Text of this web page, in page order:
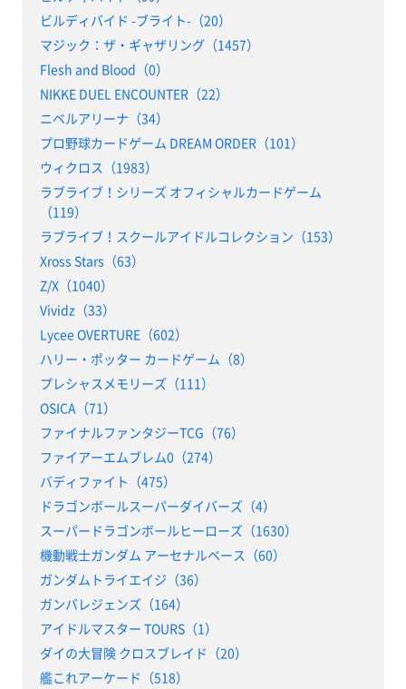
ビルディバイド -ブライト-（20）
マジック：ザ・ギャザリング（1457）
Flesh and Blood（0）
NIKKE DUEL ENCOUNTER（22）
ニベルアリーナ（34）
プロ野球カードゲーム DREAM ORDER（101）
ウィクロス（1983）
ラブライブ！シリーズ オフィシャルカードゲーム
（119）
ラブライブ！スクールアイドルコレクション（153）
Xross Stars（63）
Z/X（1040）
Vividz（33）
Lycee OVERTURE（602）
ハリー・ポッター カードゲーム（8）
プレシャスメモリーズ（111）
OSICA（71）
ファイナルファンタジーTCG（76）
ファイアーエムブレム0（274）
バディファイト（475）
ドラゴンボールスーパーダイバーズ（4）
スーパードラゴンボールヒーローズ（1630）
機動戦士ガンダム アーセナルベース（60）
ガンダムトライエイジ（36）
ガンバレジェンズ（164）
アイドルマスター TOURS（1）
ダイの大冒険 クロスブレイド（20）
艦これアーケード（518）